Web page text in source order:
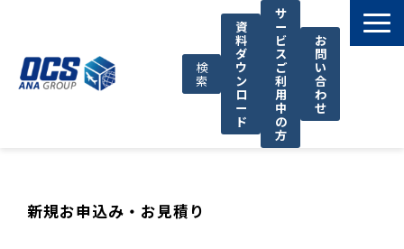
検
索
資
料
ダ
ウ
ン
ロ
ー
ド
サ
ー
ビ
ス
ご
利
用
中
の
方
お
問
い
合
わ
せ
新規お申込み・お見積り